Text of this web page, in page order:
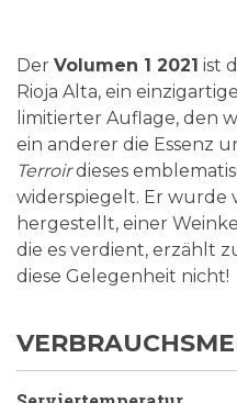
Der Volumen 1 2021 ist
Rioja Alta, ein
limitierter Auflage, den
ein anderer die Essenz
Terroirdieses
widerspiegelt. Er wurde
hergestellt, einer
die es verdient, erzählt
diese Gelegenheit nicht!